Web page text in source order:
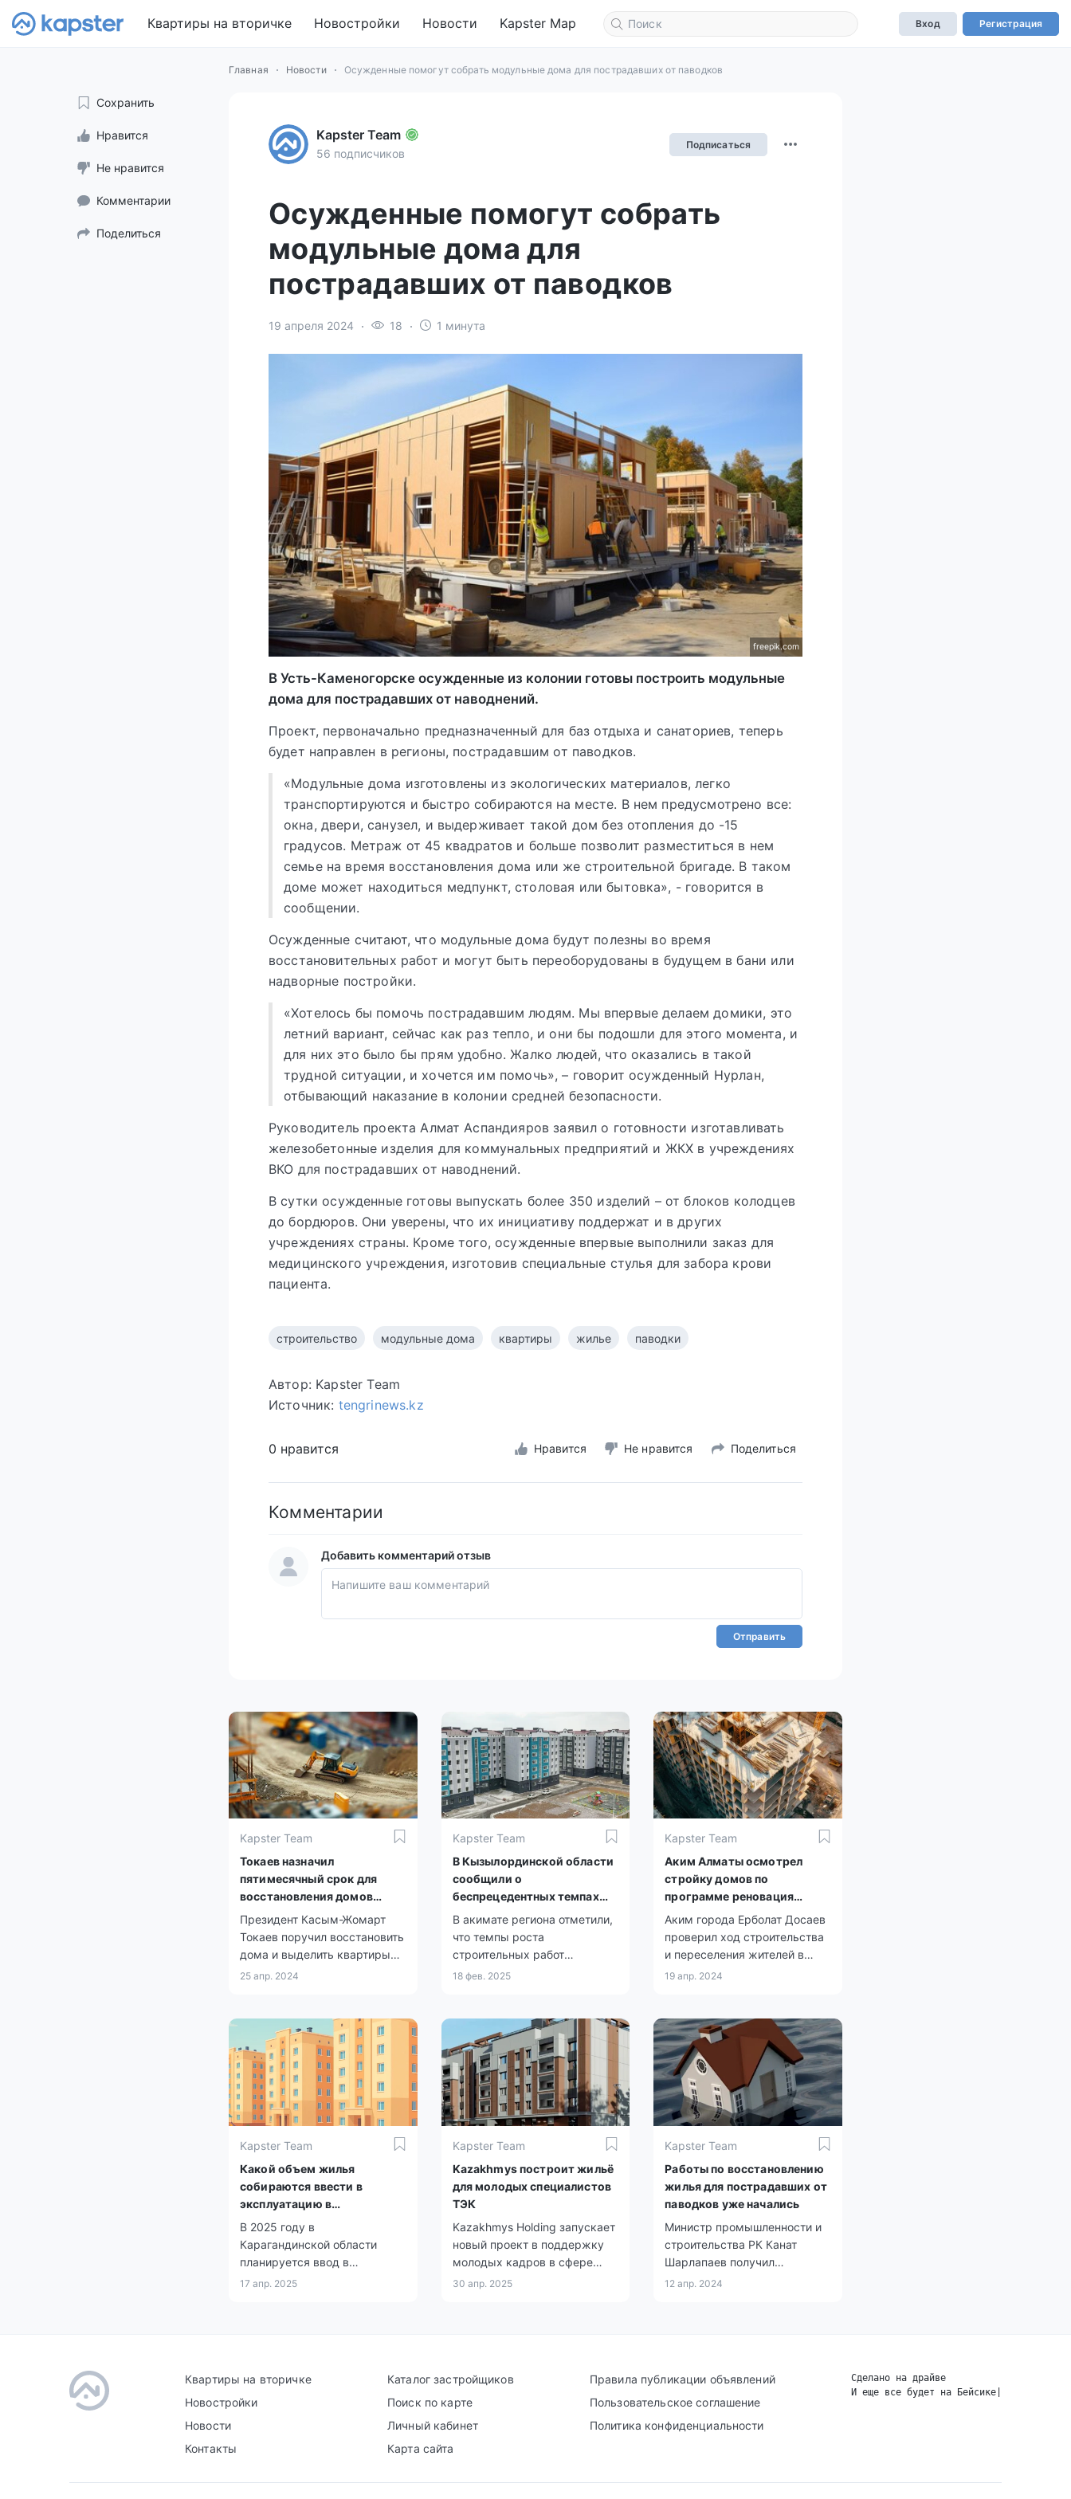
Квартиры на вторичке Новостройки Новости Kapster Map Вход Регистрация
Главная Новости Осужденные помогут собрать модульные дома для пострадавших от паводков
Сохранить
Нравится
Не нравится
Комментарии
Поделиться
Kapster Team
56 подписчиков
Подписаться
Осужденные помогут собрать
модульные дома для
пострадавших от паводков
19 апреля 2024 18 1 минута
freepik.com
В Усть-Каменогорске осужденные из колонии готовы построить модульные
дома для пострадавших от наводнений.
Проект, первоначально предназначенный для баз отдыха и санаториев, теперь
будет направлен в регионы, пострадавшим от паводков.
«Модульные дома изготовлены из экологических материалов, легко
транспортируются и быстро собираются на месте. В нем предусмотрено все:
окна, двери, санузел, и выдерживает такой дом без отопления до -15
градусов. Метраж от 45 квадратов и больше позволит разместиться в нем
семье на время восстановления дома или же строительной бригаде. В таком
доме может находиться медпункт, столовая или бытовка», - говорится в
сообщении.
Осужденные считают, что модульные дома будут полезны во время
восстановительных работ и могут быть переоборудованы в будущем в бани или
надворные постройки.
«Хотелось бы помочь пострадавшим людям. Мы впервые делаем домики, это
летний вариант, сейчас как раз тепло, и они бы подошли для этого момента, и
для них это было бы прям удобно. Жалко людей, что оказались в такой
трудной ситуации, и хочется им помочь», – говорит осужденный Нурлан,
отбывающий наказание в колонии средней безопасности.
Руководитель проекта Алмат Аспандияров заявил о готовности изготавливать
железобетонные изделия для коммунальных предприятий и ЖКХ в учреждениях
ВКО для пострадавших от наводнений.
В сутки осужденные готовы выпускать более 350 изделий – от блоков колодцев
до бордюров. Они уверены, что их инициативу поддержат и в других
учреждениях страны. Кроме того, осужденные впервые выполнили заказ для
медицинского учреждения, изготовив специальные стулья для забора крови
пациента.
строительство модульные дома квартиры жилье паводки
Автор: Kapster Team
Источник: tengrinews.kz
0 нравится Нравится Не нравится Поделиться
Комментарии
Добавить комментарий отзыв
Отправить
Kapster Team
Токаев назначил
пятимесячный срок для
восстановления домов
после паводков
Президент Касым-Жомарт
Токаев поручил восстановить
дома и выделить квартиры
пострадавшим от наводнений
25 апр. 2024
Kapster Team
В Кызылординской области
сообщили о
беспрецедентных темпах
жилищного строительства.
В акимате региона отметили,
что темпы роста
строительных работ
превышают средний
18 фев. 2025
Kapster Team
Аким Алматы осмотрел
стройку домов по
программе реновация
жилья
Аким города Ерболат Досаев
проверил ход строительства
и переселения жителей в
рамках программы
19 апр. 2024
Kapster Team
Какой объем жилья
собираются ввести в
эксплуатацию в
Карагандинской области в
2025 году?
В 2025 году в
Карагандинской области
планируется ввод в
эксплуатацию свыше 5 тысяч
17 апр. 2025
Kapster Team
Kazakhmys построит жильё
для молодых специалистов
ТЭК
Kazakhmys Holding запускает
новый проект в поддержку
молодых кадров в сфере
топливно-энергетического
30 апр. 2025
Kapster Team
Работы по восстановлению
жилья для пострадавших от
паводков уже начались
Министр промышленности и
строительства РК Канат
Шарлапаев получил
поручение от Президента
12 апр. 2024
Квартиры на вторичке
Новостройки
Новости
Контакты
Каталог застройщиков
Поиск по карте
Личный кабинет
Карта сайта
Правила публикации объявлений
Пользовательское соглашение
Политика конфиденциальности
Сделано на драйве
И еще все будет на Бейсике